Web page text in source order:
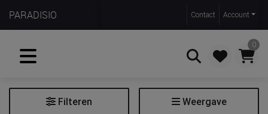
PARADISIO Contact Account
0
Zoeken
Filteren Weergave